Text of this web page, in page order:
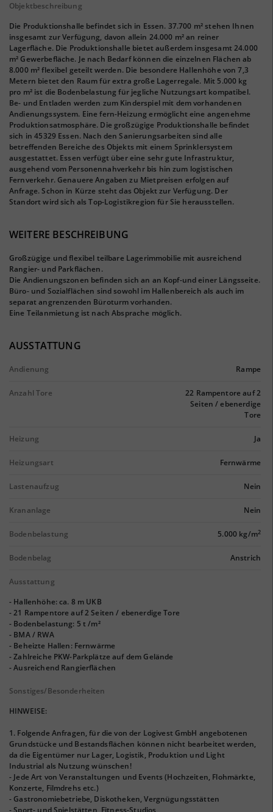
Objektbeschreibung
Die Produktionshalle befindet sich in Essen. 37.700 m² stehen Ihnen
insgesamt zur Verfügung, davon allein 24.000 m² an reiner
Lagerfläche. Die Produktionshalle bietet außerdem insgesamt 24.000
m² Gewerbefläche. Je nach Bedarf können die einzelnen Flächen ab
8.000 m² flexibel geteilt werden. Die besondere Hallenhöhe von 7,3
Metern bietet den Raum für extra große Lagerregale. Mit 5.000 kg
pro m² ist die Bodenbelastung für jegliche Nutzungsart kompatibel.
Be- und Entladen werden zum Kinderspiel mit dem vorhandenen
Andienungssystem. Eine fern-Heizung ermöglicht eine angenehme
Produktionsatmosphäre. Die großzügige Produktionshalle befindet
sich in 45329 Essen. Nach den Sanierungsarbeiten sind alle
betreffenden Bereiche des Objekts mit einem Sprinklersystem
ausgestattet. Essen verfügt über eine sehr gute Infrastruktur,
ausgehend vom Personennahverkehr bis hin zum logistischen
Fernverkehr. Genauere Angaben zu Mietpreisen erfolgen auf
Anfrage. Schon in Kürze steht das Objekt zur Verfügung. Der
Standort wird sich als Top-Logistikregion für Sie herausstellen.
WEITERE BESCHREIBUNG
Großzügige und flexibel teilbare Lagerimmobilie mit ausreichend
Rangier- und Parkflächen.
Die Andienungszonen befinden sich an an Kopf-und einer Längsseite.
Büro- und Sozialflächen sind sowohl im Hallenbereich als auch im
separat angrenzenden Büroturm vorhanden.
Eine Teilanmietung ist nach Absprache möglich.
AUSSTATTUNG
Andienung Rampe
Anzahl Tore
22 Rampentore auf 2
Seiten / ebenerdige
Tore
Heizung Ja
Heizungsart Fernwärme
Lastenaufzug Nein
Krananlage Nein
Bodenbelastung 5.000 kg/m2
Bodenbelag Anstrich
Ausstattung
- Hallenhöhe: ca. 8 m UKB
- 21 Rampentore auf 2 Seiten / ebenerdige Tore
- Bodenbelastung: 5 t /m²
- BMA / RWA
- Beheizte Hallen: Fernwärme
- Zahlreiche PKW-Parkplätze auf dem Gelände
- Ausreichend Rangierflächen
Sonstiges/Besonderheiten
HINWEISE:
1. Folgende Anfragen, für die von der Logivest GmbH angebotenen
Grundstücke und Bestandsflächen können nicht bearbeitet werden,
da die Eigentümer nur Lager, Logistik, Produktion und Light
Industrial als Nutzung wünschen!
- Jede Art von Veranstaltungen und Events (Hochzeiten, Flohmärkte,
Konzerte, Filmdrehs etc.)
- Gastronomiebetriebe, Diskotheken, Vergnügungsstätten
- Sport- und Spielstätten, Fitness-Studios